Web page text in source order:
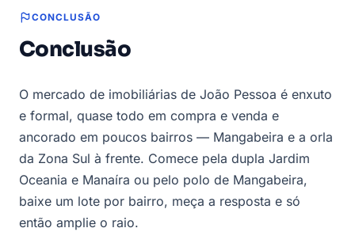
CONCLUSÃO
Conclusão
O mercado de imobiliárias de João Pessoa é enxuto
e formal, quase todo em compra e venda e
ancorado em poucos bairros — Mangabeira e a orla
da Zona Sul à frente. Comece pela dupla Jardim
Oceania e Manaíra ou pelo polo de Mangabeira,
baixe um lote por bairro, meça a resposta e só
então amplie o raio.